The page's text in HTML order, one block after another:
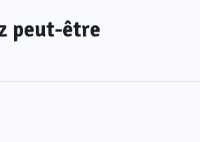
peut-être